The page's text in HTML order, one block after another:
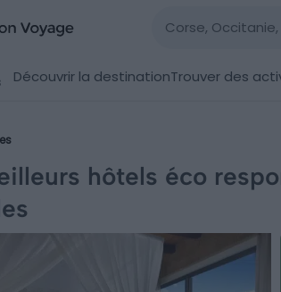
Découvrir la destinationTrouver des
hôtels éco